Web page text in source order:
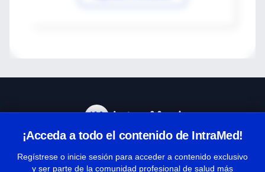
¡Acceda a todo el contenido de IntraMed!
Regístrese o inicie sesión para acceder a contenido exclusivo
y ser parte de la comunidad profesional de salud más